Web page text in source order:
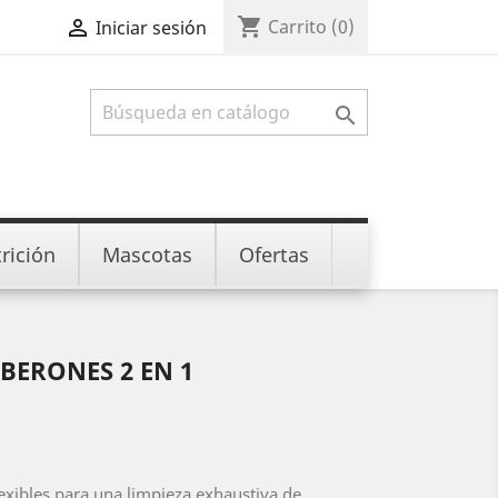
 Iniciar sesión shopping_cart Carrito (0)

Mascotas Ofertas
2 EN 1
para una limpieza exhaustiva de